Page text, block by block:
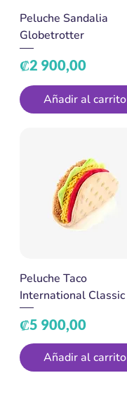
Peluche Sandalia
Globetrotter
Precio
₡2 900,00
Añadir al carrito
Peluche Taco
International Classic
Precio
₡5 900,00
Añadir al carrito